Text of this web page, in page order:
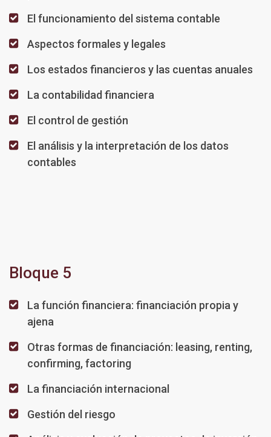
El funcionamiento del sistema contable
Aspectos formales y legales
Los estados financieros y las cuentas anuales
La contabilidad financiera
El control de gestión
El análisis y la interpretación de los datos
contables
Bloque 5
La función financiera: financiación propia y
ajena
Otras formas de financiación: leasing, renting,
confirming, factoring
La financiación internacional
Gestión del riesgo